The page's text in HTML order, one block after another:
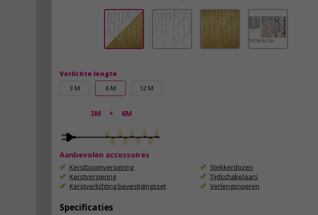
Verlichte lengte
3 M
6 M 12 M
3M + 6M
Aanbevolen accessoires
Kerstboomversiering
Kerstversiering
Kerstverlichting bevestigingsset
Stekkerdozen
Tijdschakelaars
Verlengsnoeren
Specificaties